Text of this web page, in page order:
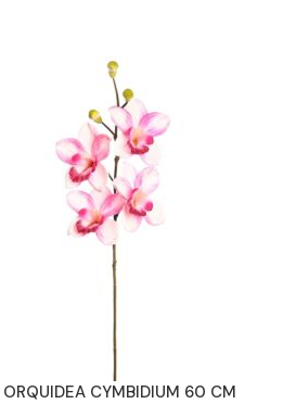
ORQUIDEA CYMBIDIUM 60 CM